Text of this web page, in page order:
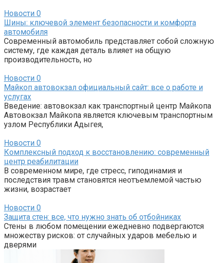
Новости 0
Шины: ключевой элемент безопасности и комфорта
автомобиля
Современный автомобиль представляет собой сложную
систему, где каждая деталь влияет на общую
производительность, но
Новости 0
Майкоп автовокзал официальный сайт: все о работе и
услугах
Введение: автовокзал как транспортный центр Майкопа
Автовокзал Майкопа является ключевым транспортным
узлом Республики Адыгея,
Новости 0
Комплексный подход к восстановлению: современный
центр реабилитации
В современном мире, где стресс, гиподинамия и
последствия травм становятся неотъемлемой частью
жизни, возрастает
Новости 0
Защита стен: все, что нужно знать об отбойниках
Стены в любом помещении ежедневно подвергаются
множеству рисков: от случайных ударов мебелью и
дверями